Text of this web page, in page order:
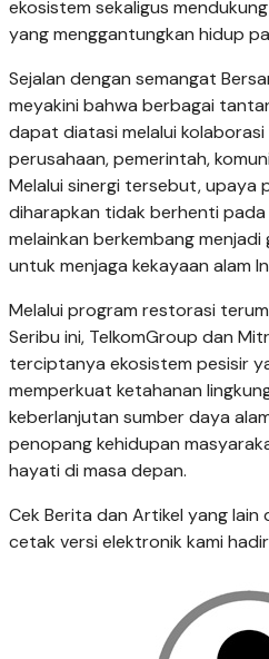
ekosistem sekaligus
yang menggantungkan hidup
Sejalan dengan semangat
meyakini bahwa berbagai
dapat diatasi melalui
perusahaan, pemerintah,
Melalui sinergi tersebut, upaya
diharapkan tidak berhenti
melainkan berkembang
untuk menjaga kekayaan alam
Melalui program restorasi
Seribu ini, TelkomGroup dan
terciptanya ekosistem pesisir
memperkuat ketahanan
keberlanjutan sumber daya
penopang kehidupan
hayati di masa depan.
Cek Berita dan Artikel yang lain
cetak versi elektronik kami